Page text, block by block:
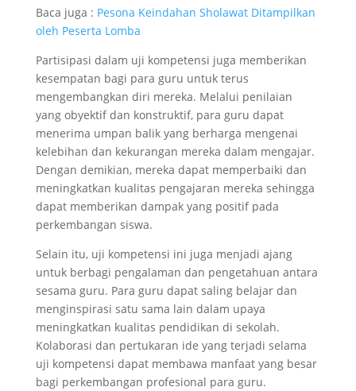
Baca juga : Pesona Keindahan Sholawat Ditampilkan
oleh Peserta Lomba
Partisipasi dalam uji kompetensi juga memberikan
kesempatan bagi para guru untuk terus
mengembangkan diri mereka. Melalui penilaian
yang obyektif dan konstruktif, para guru dapat
menerima umpan balik yang berharga mengenai
kelebihan dan kekurangan mereka dalam mengajar.
Dengan demikian, mereka dapat memperbaiki dan
meningkatkan kualitas pengajaran mereka sehingga
dapat memberikan dampak yang positif pada
perkembangan siswa.
Selain itu, uji kompetensi ini juga menjadi ajang
untuk berbagi pengalaman dan pengetahuan antara
sesama guru. Para guru dapat saling belajar dan
menginspirasi satu sama lain dalam upaya
meningkatkan kualitas pendidikan di sekolah.
Kolaborasi dan pertukaran ide yang terjadi selama
uji kompetensi dapat membawa manfaat yang besar
bagi perkembangan profesional para guru.